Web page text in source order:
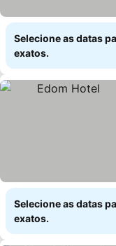
Selecione as datas
exatos.
Selecione as datas
exatos.